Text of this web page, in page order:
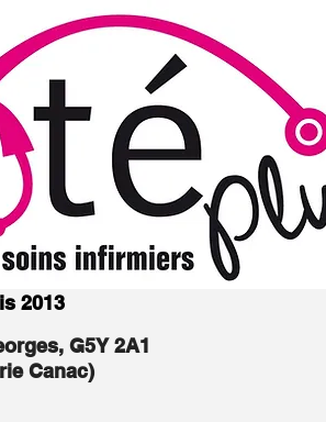
2013
G5Y 2A1
Canac)